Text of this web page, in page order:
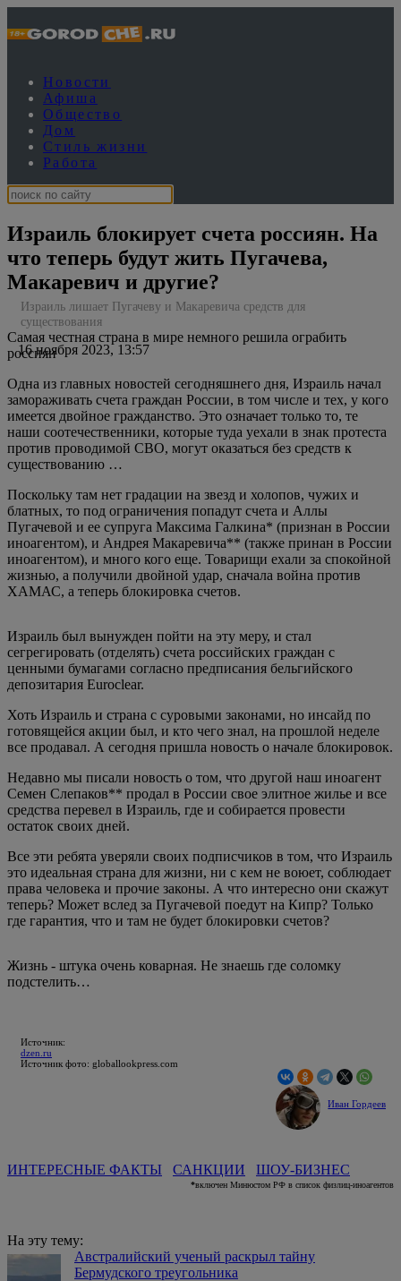
Новости
Афиша
Общество
Дом
Стиль жизни
Работа
Израиль блокирует счета россиян. На
что теперь будут жить Пугачева,
Макаревич и другие?
Израиль лишает Пугачеву и Макаревича средств для
существования
16 ноября 2023, 13:57
Самая честная страна в мире немного решила ограбить
россиян
Одна из главных новостей сегодняшнего дня, Израиль начал
замораживать счета граждан России, в том числе и тех, у кого
имеется двойное гражданство. Это означает только то, те
наши соотечественники, которые туда уехали в знак протеста
против проводимой СВО, могут оказаться без средств к
существованию …
Поскольку там нет градации на звезд и холопов, чужих и
блатных, то под ограничения попадут счета и Аллы
Пугачевой и ее супруга Максима Галкина* (признан в России
иноагентом), и Андрея Макаревича** (также принан в России
иноагентом), и много кого еще. Товарищи ехали за спокойной
жизнью, а получили двойной удар, сначала война против
ХАМАС, а теперь блокировка счетов.
Израиль был вынужден пойти на эту меру, и стал
сегрегировать (отделять) счета российских граждан с
ценными бумагами согласно предписания бельгийского
депозитария Euroclear.
Хоть Израиль и страна с суровыми законами, но инсайд по
готовящейся акции был, и кто чего знал, на прошлой неделе
все продавал. А сегодня пришла новость о начале блокировок.
Недавно мы писали новость о том, что другой наш иноагент
Семен Слепаков** продал в России свое элитное жилье и все
средства перевел в Израиль, где и собирается провести
остаток своих дней.
Все эти ребята уверяли своих подписчиков в том, что Израиль
это идеальная страна для жизни, ни с кем не воюет, соблюдает
права человека и прочие законы. А что интересно они скажут
теперь? Может вслед за Пугачевой поедут на Кипр? Только
где гарантия, что и там не будет блокировки счетов?
Жизнь - штука очень коварная. Не знаешь где соломку
подстелить…
Источник:
dzen.ru
Источник фото: globallookpress.com
Иван Гордеев
ИНТЕРЕСНЫЕ ФАКТЫ САНКЦИИ ШОУ-БИЗНЕС
*включен Минюстом РФ в список физлиц-иноагентов
На эту тему:
Австралийский ученый раскрыл тайну
Бермудского треугольника